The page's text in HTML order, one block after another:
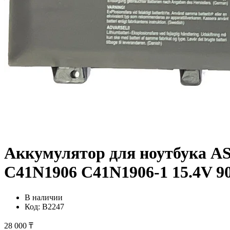
Аккумулятор для ноутбука
C41N1906 C41N1906-1 15.4V
В наличии
Код: B2247
28 000 ₸